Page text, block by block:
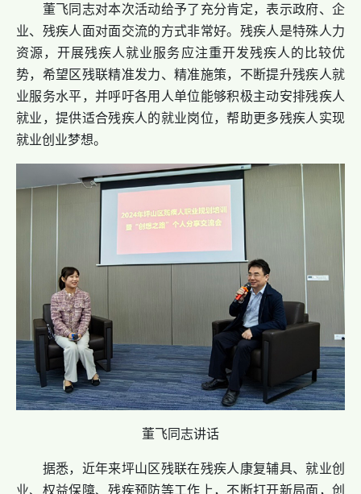
董飞同志对本次活动给予了充分肯定，表示政府、企
业、残疾人面对面交流的方式非常好。残疾人是特殊人力
资源，开展残疾人就业服务应注重开发残疾人的比较优
势，希望区残联精准发力、精准施策，不断提升残疾人就
业服务水平，并呼吁各用人单位能够积极主动安排残疾人
就业，提供适合残疾人的就业岗位，帮助更多残疾人实现
就业创业梦想。
董飞同志讲话
据悉，近年来坪山区残联在残疾人康复辅具、就业创
业、权益保障、残疾预防等工作上，不断打开新局面，创